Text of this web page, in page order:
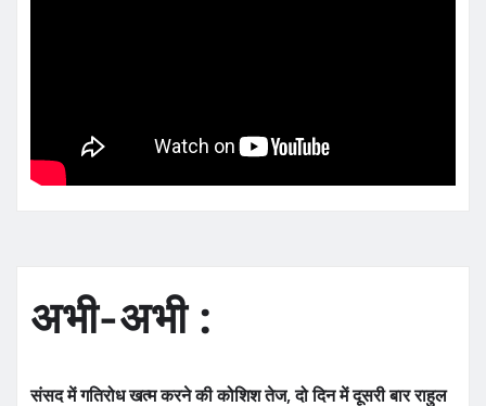
अभी-अभी :
संसद में गतिरोध खत्म करने की कोशिश तेज, दो दिन में दूसरी बार राहुल